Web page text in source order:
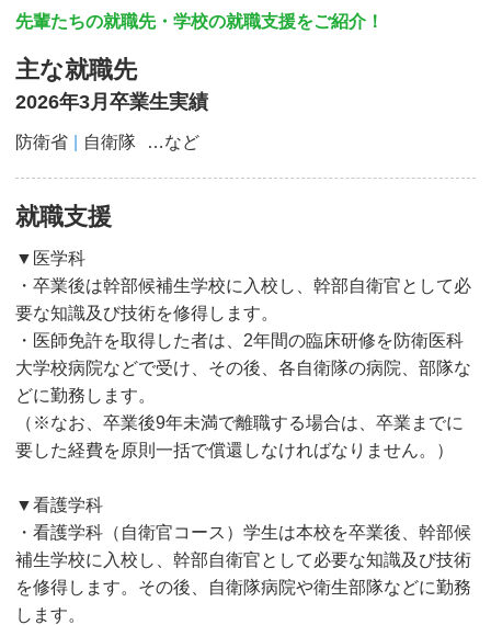
先輩たちの就職先・学校の就職支援をご紹介！
主な就職先
2026年3月卒業生実績
防衛省 自衛隊 …など
就職支援
▼医学科
・卒業後は幹部候補生学校に入校し、幹部自衛官として必
要な知識及び技術を修得します。
・医師免許を取得した者は、2年間の臨床研修を防衛医科
大学校病院などで受け、その後、各自衛隊の病院、部隊な
どに勤務します。
（※なお、卒業後9年未満で離職する場合は、卒業までに
要した経費を原則一括で償還しなければなりません。）
▼看護学科
・看護学科（自衛官コース）学生は本校を卒業後、幹部候
補生学校に入校し、幹部自衛官として必要な知識及び技術
を修得します。その後、自衛隊病院や衛生部隊などに勤務
します。